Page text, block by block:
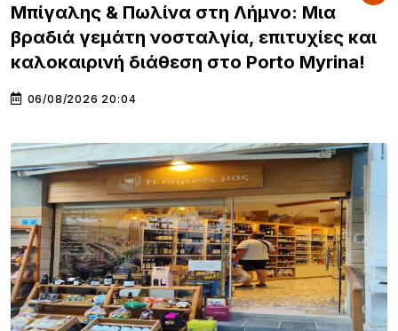
Μπίγαλης & Πωλίνα στη Λήμνο: Μια
βραδιά γεμάτη νοσταλγία, επιτυχίες και
καλοκαιρινή διάθεση στο Porto Myrina!
06/08/2026 20:04